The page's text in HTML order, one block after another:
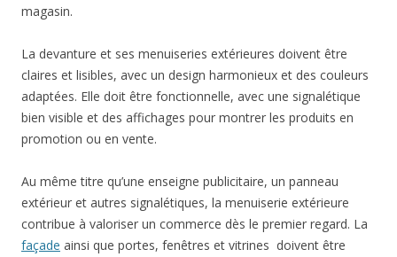
magasin.
La devanture et ses menuiseries extérieures doivent être
claires et lisibles, avec un design harmonieux et des couleurs
adaptées. Elle doit être fonctionnelle, avec une signalétique
bien visible et des affichages pour montrer les produits en
promotion ou en vente.
Au même titre qu’une enseigne publicitaire, un panneau
extérieur et autres signalétiques, la menuiserie extérieure
contribue à valoriser un commerce dès le premier regard. La
façade ainsi que portes, fenêtres et vitrines doivent être